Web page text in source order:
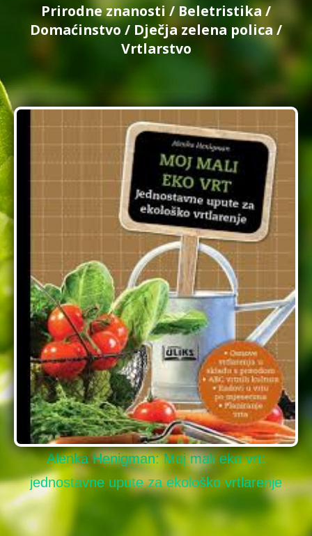
Prirodne znanosti / Beletristika/
Domaćinstvo / Dječja zelena polica /
Vrtlarstvo
Alenka Henigman: Moj mali eko vrt:
jednostavne upute za ekološko vrtlarenje